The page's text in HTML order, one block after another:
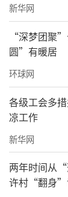
新华网
“深梦团聚
圆”有暖居
环球网
各级工会多
凉工作
新华网
两年时间从
许村“翻身”